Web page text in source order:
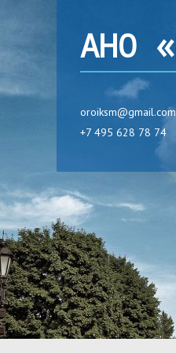
АНО
oroiksm@gmail.com
+7 495 628 78 74